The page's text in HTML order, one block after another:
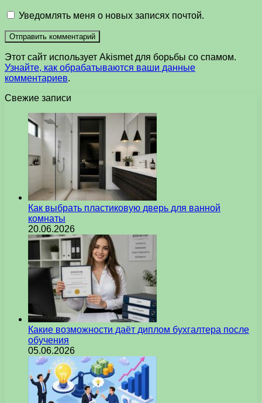
Уведомлять меня о новых записях почтой.
Этот сайт использует Akismet для борьбы со спамом.
Узнайте, как обрабатываются ваши данные
комментариев.
Свежие записи
Как выбрать пластиковую дверь для ванной
комнаты
20.06.2026
Какие возможности даёт диплом бухгалтера после
обучения
05.06.2026